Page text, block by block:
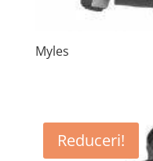
Myles
Reduceri!